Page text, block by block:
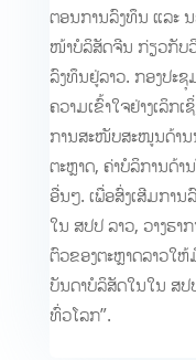
ຕອນການລົງທຶນ ແລະ ນ
ໜ້າບໍລິສັດຈີນ ກ່ຽວກັບ
ລົງທຶນຢູ່ລາວ. ກອງ​ປະ
ຄວາມ​ເຂົ້າ​ໃຈ​ຢ່າງ​ເລິກ​
ການ​ສະໜັບສະໜູນ​ດ້ານ​
ຕະຫຼາດ, ຄ່າ​ບໍລິການ​ດ້າ
ອື່ນໆ. ​ເພື່ອ​ສົ່ງເສີມການ​
ໃນ ສປປ ​ລາວ, ວາງ​ຮ
ຕົວຂອງຕະຫຼາດ​ລາວ​ໃ
ບັນດາບໍລິສັດໃນໃນ ສປ
ທົ່ວໂລກ”.